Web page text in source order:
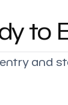
to
and